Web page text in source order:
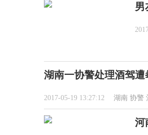
男
湖南一协警处理酒驾
2017-05-19 13:27:12 湖南 协警
河